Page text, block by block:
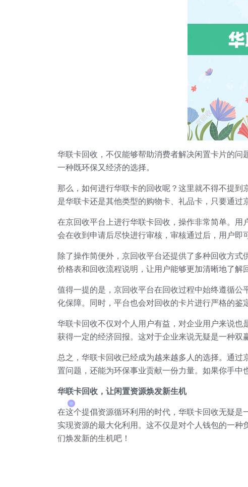
华联卡回收，不仅能够帮助消费者解决闲置卡片的
一种既环保又经济的选择。
那么，如何进行华联卡的回收呢？这里就不得不提
是华联卡还是其他类型的购物卡、礼品卡，只要通过
在京回收平台上进行华联卡回收，操作非常简单。
会在收到申请后尽快进行审核，审核通过后，用户即
除了操作简便外，京回收平台还提供了多种回收方
价格表和回收流程说明，让用户能够更加清晰地了解
值得一提的是，京回收平台在回收过程中始终遵循
化保障。同时，平台也会对回收的卡片进行严格的鉴
华联卡回收不仅对个人用户有益，对企业用户来说
获得一定的经济回报。这对于企业来说无疑是一种双
总之，华联卡回收已经成为越来越多人的选择。通
置问题，还能为环保事业贡献一份力量。如果你手中
华联卡回收，让闲置资源焕发新生机
在这个提倡资源循环利用的时代，华联卡回收无疑
实现资源的最大化利用。这不仅是对个人钱包的一
们焕发新的生机吧！